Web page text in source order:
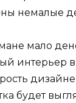
немалые